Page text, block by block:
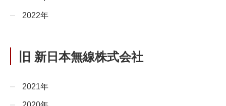
2022年
旧 新日本無線株式会社
2021年